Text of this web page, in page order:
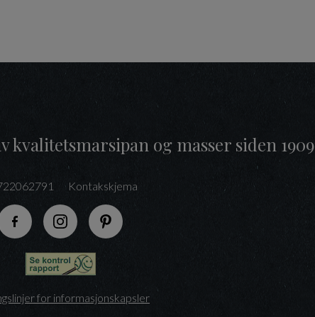
kvalitetsmarsipan og masser siden 1909
Kontakskjema
Følg oss på Facebook
Følg oss på Instagram
Følg oss på Pinterest
for informasjonskapsler